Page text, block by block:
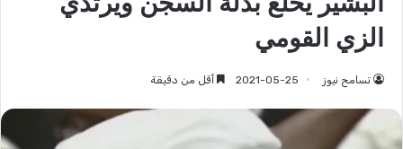
الزي القومي
تسامح نيوز 2021-05-25 أقل من دقيقة